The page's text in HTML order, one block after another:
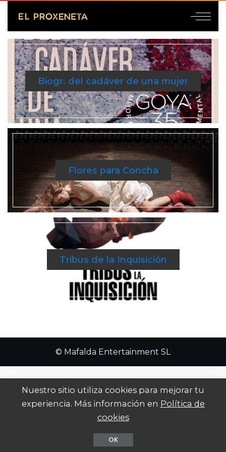
Biogr. del cadáver de una mujer
Flores para Concha
Tribus de la Inquisición
© Mafalda Entertainment SL
Nuestro sitio utiliza cookies para mejorar tu
experiencia. Más información en Política de
cookies
OK